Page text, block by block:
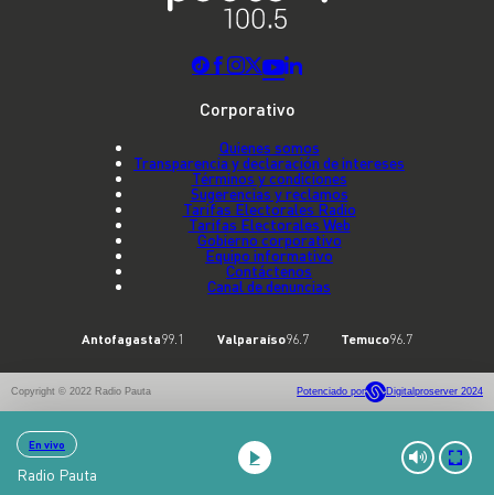
En vivo
Radio Pauta
Corporativo
Quienes somos
Transparencia y declaración de intereses
Términos y condiciones
Sugerencias y reclamos
Tarifas Electorales Radio
Tarifas Electorales Web
Gobierno corporativo
Equipo informativo
Contáctenos
Canal de denuncias
Antofagasta99.1 Valparaíso96.7 Temuco96.7
Copyright © 2022 Radio Pauta Potenciado por Digitalproserver 2024